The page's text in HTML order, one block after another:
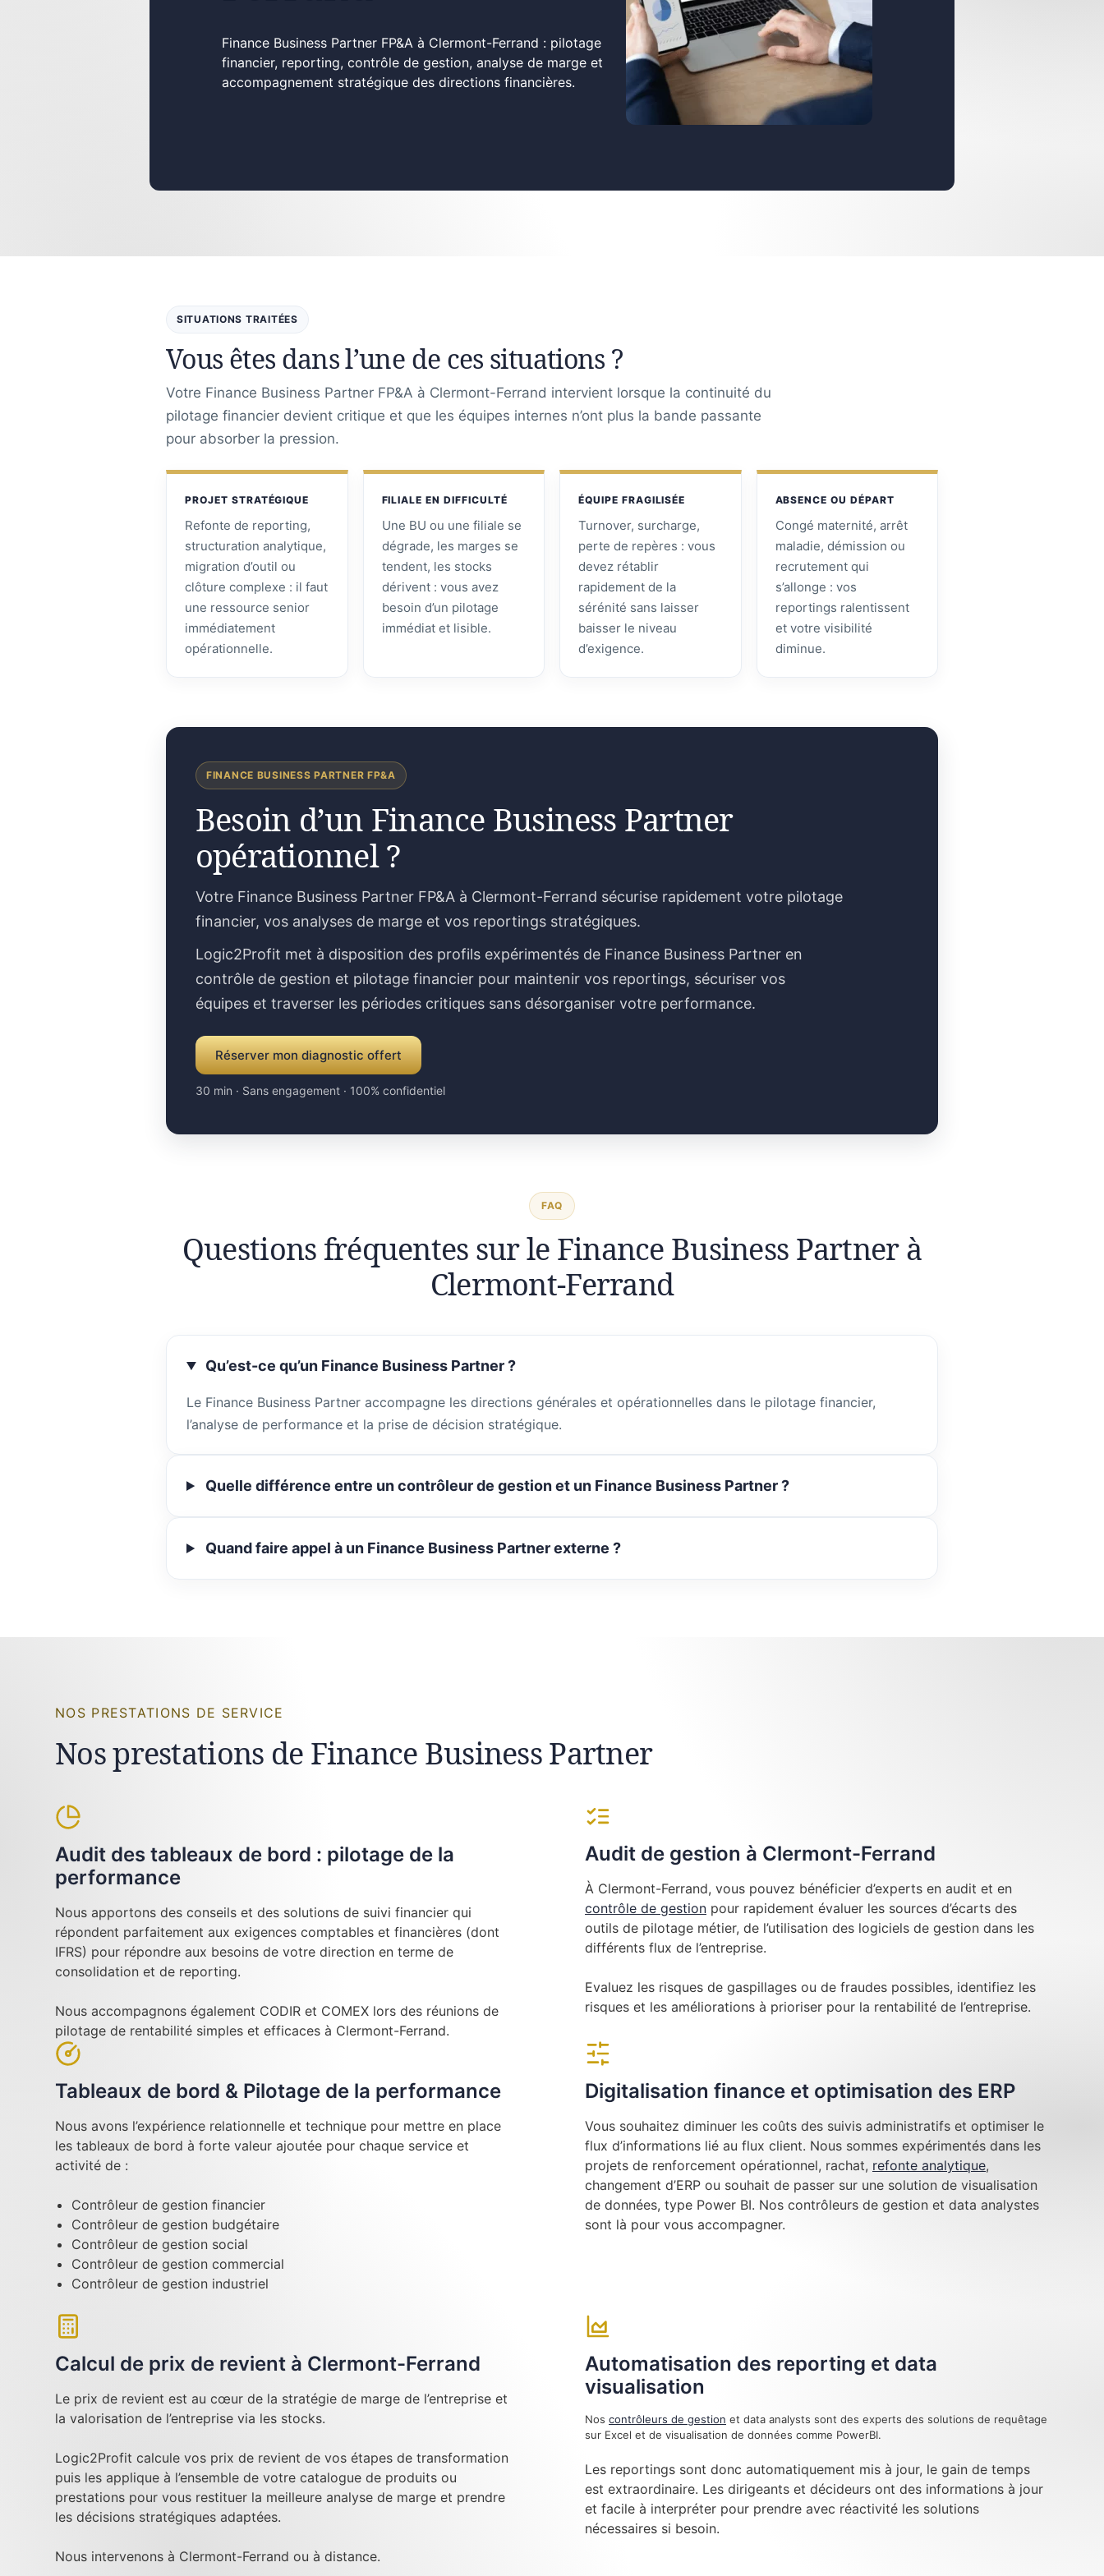
Finance Business Partner FP&A à Clermont-Ferrand : pilotage
financier, reporting, contrôle de gestion, analyse de marge et
accompagnement stratégique des directions financières.
SITUATIONS TRAITÉES
Vous êtes dans l’une de ces situations ?
Votre Finance Business Partner FP&A à Clermont-Ferrand intervient lorsque la continuité du
pilotage financier devient critique et que les équipes internes n’ont plus la bande passante
pour absorber la pression.
PROJET STRATÉGIQUE
Refonte de reporting,
structuration analytique,
migration d’outil ou
clôture complexe : il faut
une ressource senior
immédiatement
opérationnelle.
FILIALE EN DIFFICULTÉ
Une BU ou une filiale se
dégrade, les marges se
tendent, les stocks
dérivent : vous avez
besoin d’un pilotage
immédiat et lisible.
ÉQUIPE FRAGILISÉE
Turnover, surcharge,
perte de repères : vous
devez rétablir
rapidement de la
sérénité sans laisser
baisser le niveau
d’exigence.
ABSENCE OU DÉPART
Congé maternité, arrêt
maladie, démission ou
recrutement qui
s’allonge : vos
reportings ralentissent
et votre visibilité
diminue.
FINANCE BUSINESS PARTNER FP&A
Besoin d’un Finance Business Partner
opérationnel ?
Votre Finance Business Partner FP&A à Clermont-Ferrand sécurise rapidement votre pilotage
financier, vos analyses de marge et vos reportings stratégiques.
Logic2Profit met à disposition des profils expérimentés de Finance Business Partner en
contrôle de gestion et pilotage financier pour maintenir vos reportings, sécuriser vos
équipes et traverser les périodes critiques sans désorganiser votre performance.
Réserver mon diagnostic offert
30 min · Sans engagement · 100% confidentiel
FAQ
Questions fréquentes sur le Finance Business Partner à
Clermont-Ferrand
Qu’est-ce qu’un Finance Business Partner ?
Le Finance Business Partner accompagne les directions générales et opérationnelles dans le pilotage financier,
l’analyse de performance et la prise de décision stratégique.
Quelle différence entre un contrôleur de gestion et un Finance Business Partner ?
Quand faire appel à un Finance Business Partner externe ?
NOS PRESTATIONS DE SERVICE
Nos prestations de Finance Business Partner
Audit des tableaux de bord : pilotage de la
performance
Nous apportons des conseils et des solutions de suivi financier qui
répondent parfaitement aux exigences comptables et financières (dont
IFRS) pour répondre aux besoins de votre direction en terme de
consolidation et de reporting.
Nous accompagnons également CODIR et COMEX lors des réunions de
pilotage de rentabilité simples et efficaces à Clermont-Ferrand.
Audit de gestion à Clermont-Ferrand
À Clermont-Ferrand, vous pouvez bénéficier d’experts en audit et en
contrôle de gestion pour rapidement évaluer les sources d’écarts des
outils de pilotage métier, de l’utilisation des logiciels de gestion dans les
différents flux de l’entreprise.
Evaluez les risques de gaspillages ou de fraudes possibles, identifiez les
risques et les améliorations à prioriser pour la rentabilité de l’entreprise.
Tableaux de bord & Pilotage de la performance
Nous avons l’expérience relationnelle et technique pour mettre en place
les tableaux de bord à forte valeur ajoutée pour chaque service et
activité de :
Contrôleur de gestion financier
Contrôleur de gestion budgétaire
Contrôleur de gestion social
Contrôleur de gestion commercial
Contrôleur de gestion industriel
Digitalisation finance et optimisation des ERP
Vous souhaitez diminuer les coûts des suivis administratifs et optimiser le
flux d’informations lié au flux client. Nous sommes expérimentés dans les
projets de renforcement opérationnel, rachat, refonte analytique,
changement d’ERP ou souhait de passer sur une solution de visualisation
de données, type Power BI. Nos contrôleurs de gestion et data analystes
sont là pour vous accompagner.
Calcul de prix de revient à Clermont-Ferrand
Le prix de revient est au cœur de la stratégie de marge de l’entreprise et
la valorisation de l’entreprise via les stocks.
Logic2Profit calcule vos prix de revient de vos étapes de transformation
puis les applique à l’ensemble de votre catalogue de produits ou
prestations pour vous restituer la meilleure analyse de marge et prendre
les décisions stratégiques adaptées.
Nous intervenons à Clermont-Ferrand ou à distance.
Automatisation des reporting et data
visualisation
Nos contrôleurs de gestion et data analysts sont des experts des solutions de requêtage
sur Excel et de visualisation de données comme PowerBI.
Les reportings sont donc automatiquement mis à jour, le gain de temps
est extraordinaire. Les dirigeants et décideurs ont des informations à jour
et facile à interpréter pour prendre avec réactivité les solutions
nécessaires si besoin.